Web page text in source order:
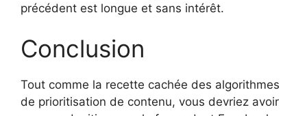
précédent est longue et sans intérêt.
Conclusion
Tout comme la recette cachée des algorithmes
de prioritisation de contenu, vous devriez avoir